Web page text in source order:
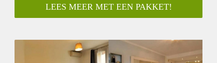
Garantiestelling mogelijk: Ja
Borg: 1 maand
Gedeelde keuken: Nee
Gedeelde Douche: Nee
LEES MEER MET EEN PAKKET!